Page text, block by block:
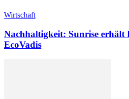
Wirtschaft
Nachhaltigkeit: Sunrise erhält
EcoVadis